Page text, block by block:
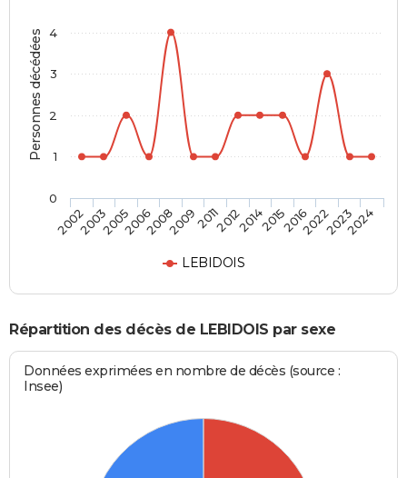
Personnes décédées
LEBIDOIS
20022003200520062008200920112012201420152016202220232024
0
1
2
3
4
Répartition des décès de LEBIDOIS par sexe
Données exprimées en nombre de décès (source :
Insee)